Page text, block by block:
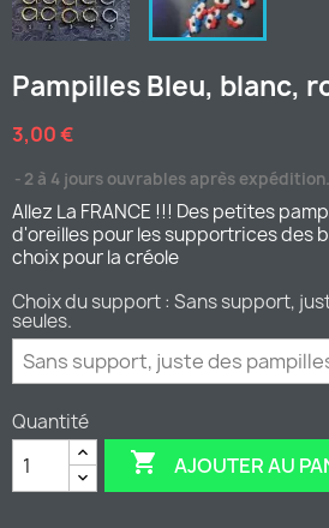
Pampilles Bleu, blanc,
3,00 €
2 à 4 jours ouvrables après expédition.
Allez La FRANCE !!! Des petites
d'oreilles pour les supportrices des
choix pour la créole
Choix du support : Sans support,
seules.
Quantité
 AJOUTER AU